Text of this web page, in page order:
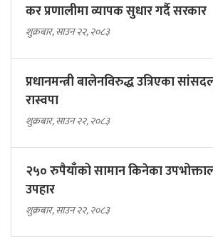
कर प्रणालीमा व्यापक सुधार गर्दै सरकार
शुक्रबार, साउन २२, २०८३
प्रधानमन्त्री बालेनविरुद्ध उत्रिएका
रास्वपा
शुक्रबार, साउन २२, २०८३
२५० रुपैयाँको सामान किनेका
उपहार
शुक्रबार, साउन २२, २०८३